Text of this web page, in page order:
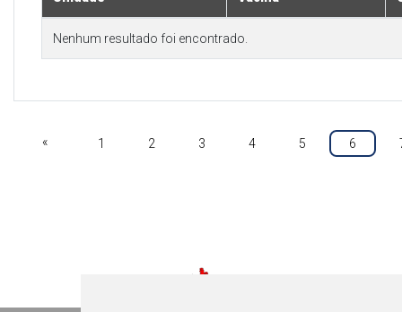
Nenhum resultado foi encontrado.
« 1 2 3 4 5 6